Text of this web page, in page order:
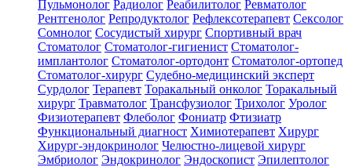
Пульмонолог Радиолог Реабилитолог Ревматолог
Рентгенолог Репродуктолог Рефлексотерапевт Сексолог
Сомнолог Сосудистый хирург Спортивный врач
Стоматолог Стоматолог-гигиенист Стоматолог-
имплантолог Стоматолог-ортодонт Стоматолог-ортопед
Стоматолог-хирург Судебно-медицинский эксперт
Сурдолог Терапевт Торакальный онколог Торакальный
хирург Травматолог Трансфузиолог Трихолог Уролог
Физиотерапевт Флеболог Фониатр Фтизиатр
Функциональный диагност Химиотерапевт Хирург
Хирург-эндокринолог Челюстно-лицевой хирург
Эмбриолог Эндокринолог Эндоскопист Эпилептолог